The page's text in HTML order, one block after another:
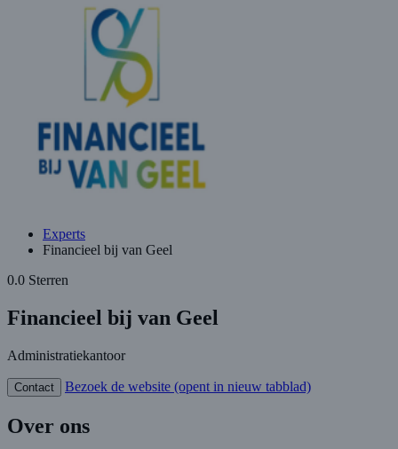
Experts
Financieel bij van Geel
0.0 Sterren
Financieel bij van Geel
Administratiekantoor
Contact Bezoek de website (opent in nieuw tabblad)
Over ons